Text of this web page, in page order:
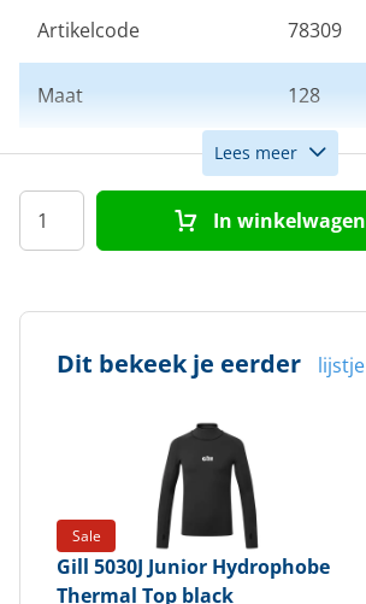
Artikelcode 78309
Maat 128
Kleur Zwart
Doelgroep Kinderen
Lees meer
In winkelwagen
Dit bekeek je eerder
Sale
Gill 5030J Junior Hydrophobe
Thermal Top black